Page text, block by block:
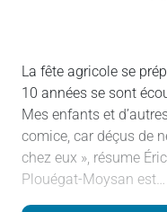
La fête agricole se
10 années se sont
Mes enfants et
comice, car déçus de
chez eux », résume
Plouégat-Moysan est…